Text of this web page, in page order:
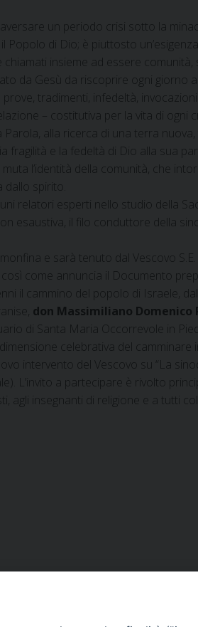
un periodo crisi sotto la
di Dio; è piuttosto
insieme ad essere comunità,
da Gesù da riscoprire ogni giorno
tradimenti, infedeltà, invocazioni
– costitutiva per la vita di ogni
alla ricerca di una terra nuova,
e la fedeltà di Dio alla sua
l’identità della comunità, che
spirito.
relatori esperti nello studio della
esaustiva, il filo conduttore della
e sarà tenuto dal Vescovo
come annuncia il Documento
il cammino del popolo di Israele,
don Massimiliano Domenico
di Santa Maria Occorrevole in
celebrativa del camminare
intervento del Vescovo su “La
L’invito a partecipare è rivolto
agli insegnanti di religione e a tutti